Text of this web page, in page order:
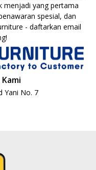
menjadi yang pertama
spesial, dan
- daftarkan email
Yani No. 7